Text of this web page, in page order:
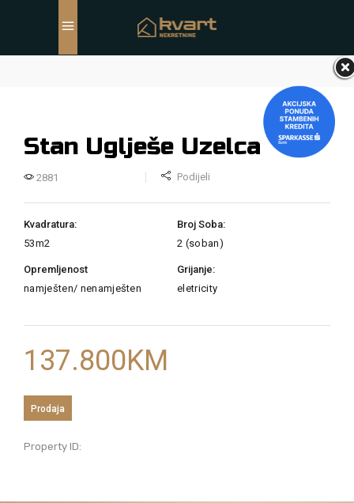
Stan Uglješe Uzelca
2881 Podijeli
Kvadratura:
53m2
Broj Soba:
2 (soban)
Opremljenost
namješten/ nenamješten
Grijanje:
eletricity
137.800KM
Prodaja
Property ID: